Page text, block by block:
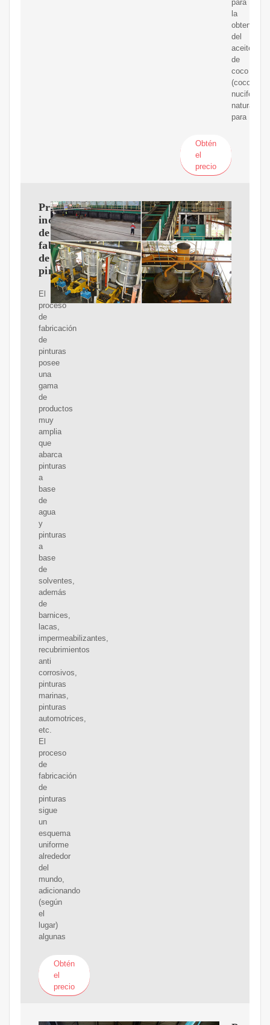
para
la
obtención
del
aceite
de
coco
(coco
nucifera)
natural
para
Obtén
el
precio
Proceso
industrial
de
fabricación
de
pinturas
El
proceso
de
fabricación
de
pinturas
posee
una
gama
de
productos
muy
amplia
que
abarca
pinturas
a
base
de
agua
y
pinturas
a
base
de
solventes,
además
de
barnices,
lacas,
impermeabilizantes,
recubrimientos
anti
corrosivos,
pinturas
marinas,
pinturas
automotrices,
etc.
El
proceso
de
fabricación
de
pinturas
sigue
un
esquema
uniforme
alrededor
del
mundo,
adicionando
(según
el
lugar)
algunas
Obtén
el
precio